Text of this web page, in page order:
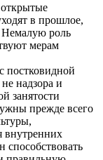
в прошлое,
Немалую роль
мерам
постковидной
надзора и
занятости
прежде всего
внутренних
способствовать